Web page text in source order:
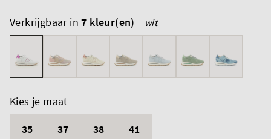
Verkrijgbaar in7 kleur(en) wit
Kies je maat
35
37 38 41